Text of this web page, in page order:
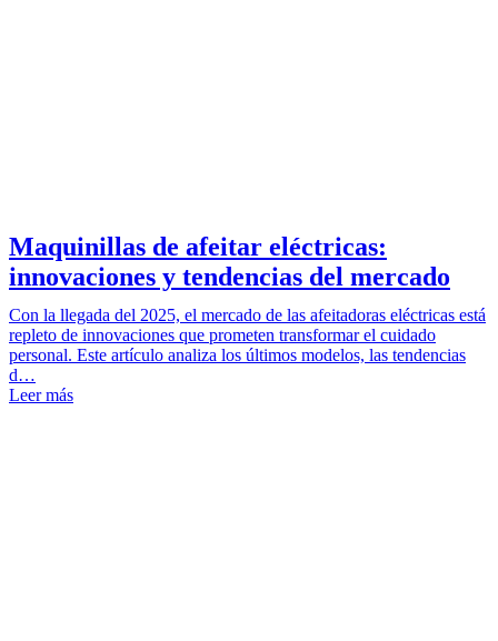
Maquinillas de afeitar eléctricas:
innovaciones y tendencias del mercado
Con la llegada del 2025, el mercado de las afeitadoras eléctricas está
repleto de innovaciones que prometen transformar el cuidado
personal. Este artículo analiza los últimos modelos, las tendencias
d…
Leer más